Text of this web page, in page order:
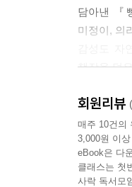
담아낸 『
미정이, 의
책장을 덮
『뻥딱지
추억의 놀
담긴 놀이
해 보고 싶
회원리뷰
매주 10건의
3,000원 이
eBook은 다
클래스는 첫
사락 독서모